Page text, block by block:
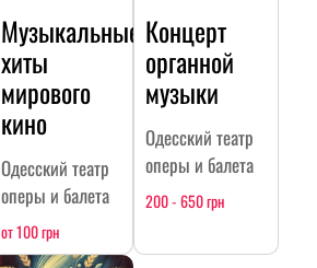
Музыкальные
хиты
мирового
кино
Одесский театр
оперы и балета
от 100 грн
Концерт
органной
музыки
Одесский театр
оперы и балета
200 - 650 грн